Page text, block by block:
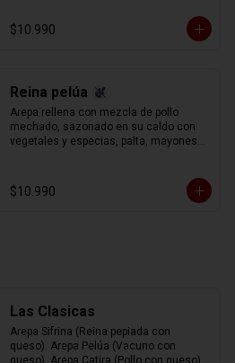
$10.990
Reina pelúa
Arepa rellena con mezcla de pollo
mechado, sazonado en su caldo con
vegetales y especias, palta, mayonesa
(separada en hebras) con el delicioso
sofrito del chef y toque de vino tinto.
$10.990
Las Clasicas
Arepa Sifrina (Reina pepiada con
queso). Arepa Pelúa (Vacuno con
queso). Arepa Catira (Pollo con queso).